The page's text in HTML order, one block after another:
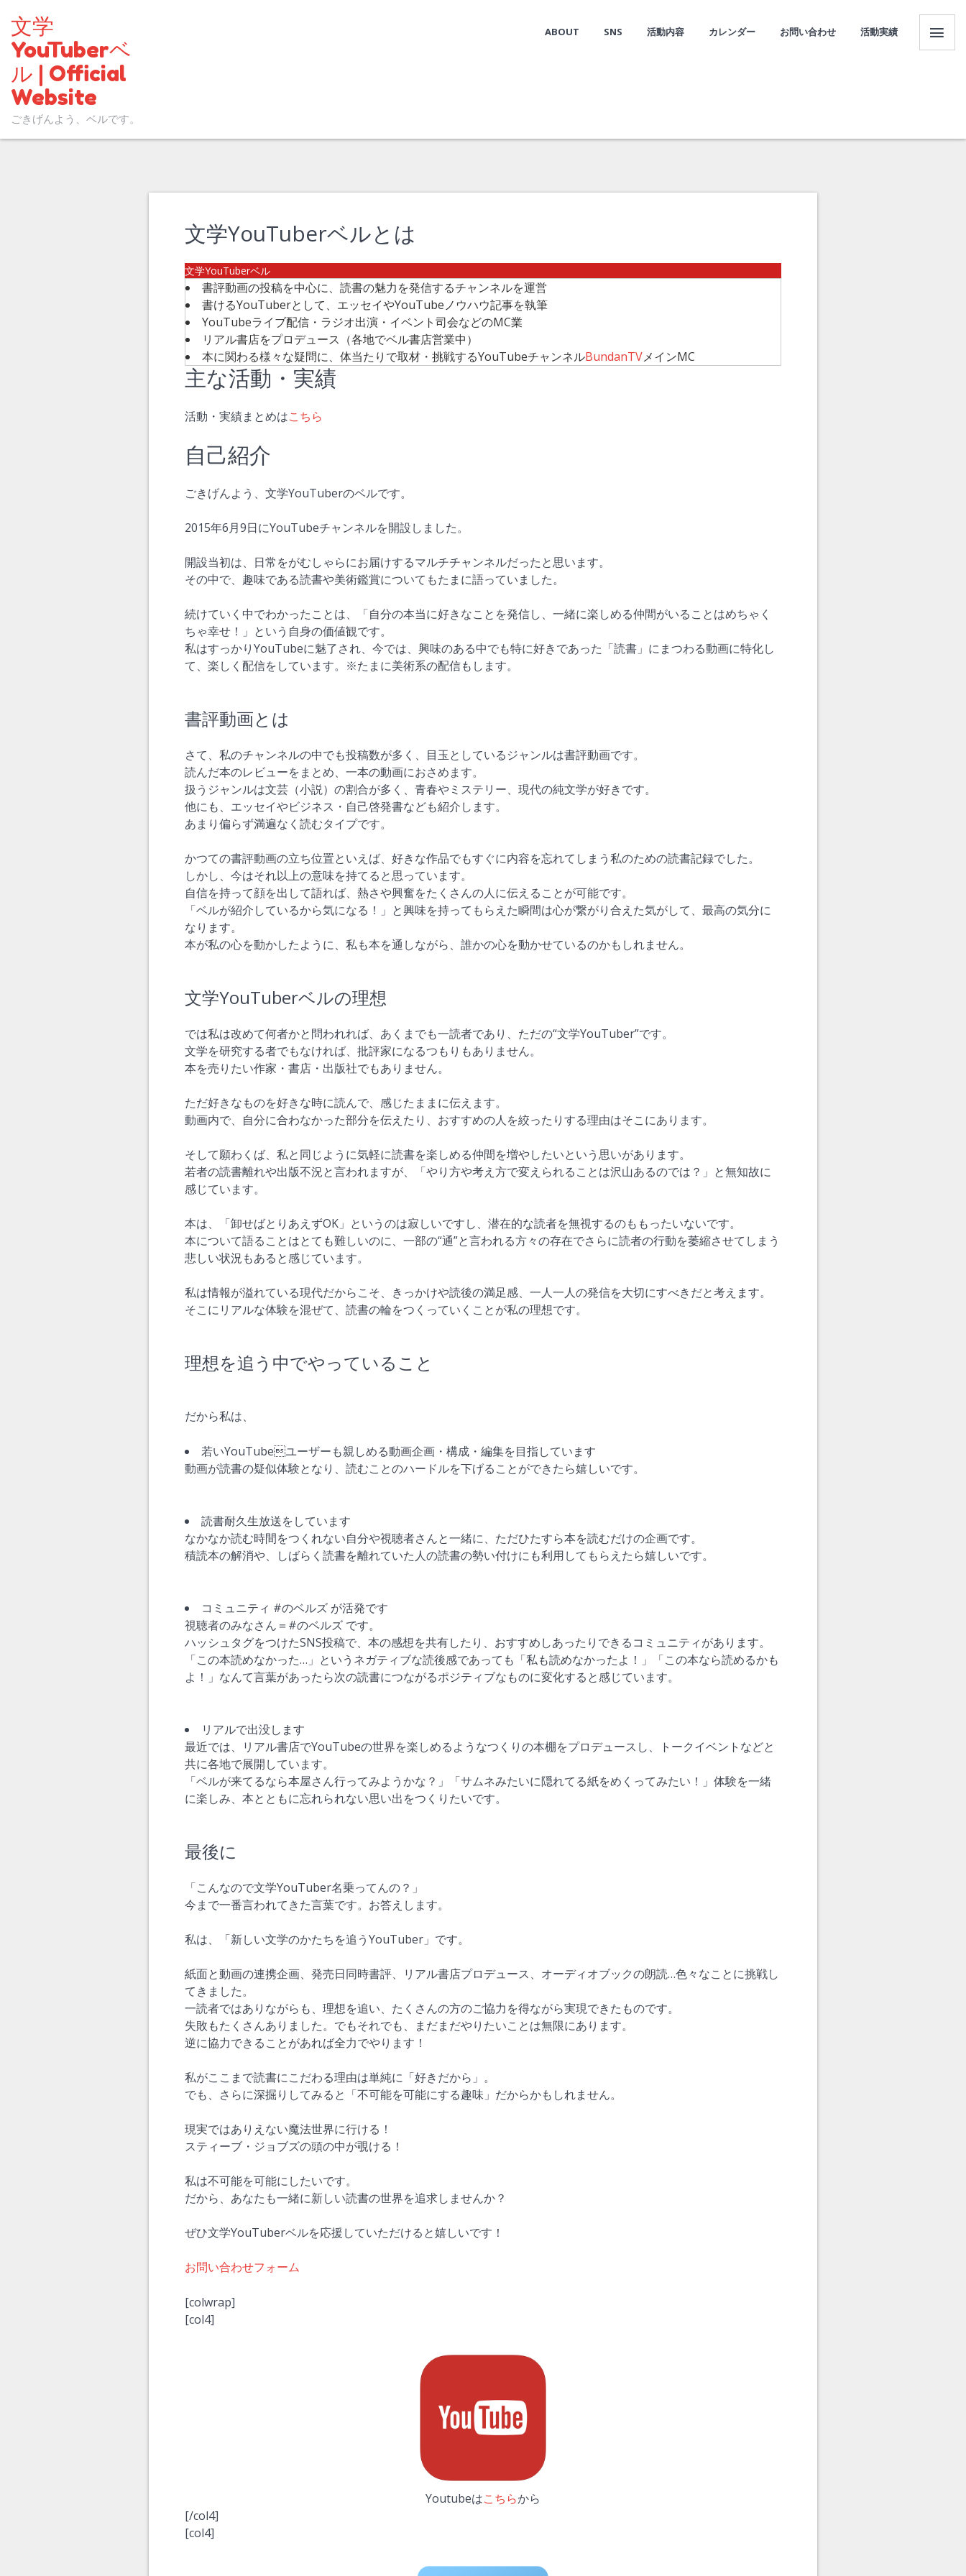
文学
YouTuberベ
ル | Official
Website
ごきげんよう、ベルです。
ABOUT SNS 活動内容 カレンダー お問い合わせ 活動実績
文学YouTuberベルとは
文学YouTuberベル
書評動画の投稿を中心に、読書の魅力を発信するチャンネルを運営
書けるYouTuberとして、エッセイやYouTubeノウハウ記事を執筆
YouTubeライブ配信・ラジオ出演・イベント司会などのMC業
リアル書店をプロデュース（各地でベル書店営業中）
本に関わる様々な疑問に、体当たりで取材・挑戦するYouTubeチャンネルBundanTVメインMC
主な活動・実績
活動・実績まとめはこちら
自己紹介
ごきげんよう、文学YouTuberのベルです。
2015年6月9日にYouTubeチャンネルを開設しました。
開設当初は、日常をがむしゃらにお届けするマルチチャンネルだったと思います。
その中で、趣味である読書や美術鑑賞についてもたまに語っていました。
続けていく中でわかったことは、「自分の本当に好きなことを発信し、一緒に楽しめる仲間がいることはめちゃく
ちゃ幸せ！」という自身の価値観です。
私はすっかりYouTubeに魅了され、今では、興味のある中でも特に好きであった「読書」にまつわる動画に特化し
て、楽しく配信をしています。※たまに美術系の配信もします。
書評動画とは
さて、私のチャンネルの中でも投稿数が多く、目玉としているジャンルは書評動画です。
読んだ本のレビューをまとめ、一本の動画におさめます。
扱うジャンルは文芸（小説）の割合が多く、青春やミステリー、現代の純文学が好きです。
他にも、エッセイやビジネス・自己啓発書なども紹介します。
あまり偏らず満遍なく読むタイプです。
かつての書評動画の立ち位置といえば、好きな作品でもすぐに内容を忘れてしまう私のための読書記録でした。
しかし、今はそれ以上の意味を持てると思っています。
自信を持って顔を出して語れば、熱さや興奮をたくさんの人に伝えることが可能です。
「ベルが紹介しているから気になる！」と興味を持ってもらえた瞬間は心が繋がり合えた気がして、最高の気分に
なります。
本が私の心を動かしたように、私も本を通しながら、誰かの心を動かせているのかもしれません。
文学YouTuberベルの理想
では私は改めて何者かと問われれば、あくまでも一読者であり、ただの“文学YouTuber”です。
文学を研究する者でもなければ、批評家になるつもりもありません。
本を売りたい作家・書店・出版社でもありません。
ただ好きなものを好きな時に読んで、感じたままに伝えます。
動画内で、自分に合わなかった部分を伝えたり、おすすめの人を絞ったりする理由はそこにあります。
そして願わくば、私と同じように気軽に読書を楽しめる仲間を増やしたいという思いがあります。
若者の読書離れや出版不況と言われますが、「やり方や考え方で変えられることは沢山あるのでは？」と無知故に
感じています。
本は、「卸せばとりあえずOK」というのは寂しいですし、潜在的な読者を無視するのももったいないです。
本について語ることはとても難しいのに、一部の“通”と言われる方々の存在でさらに読者の行動を萎縮させてしまう
悲しい状況もあると感じています。
私は情報が溢れている現代だからこそ、きっかけや読後の満足感、一人一人の発信を大切にすべきだと考えます。
そこにリアルな体験を混ぜて、読書の輪をつくっていくことが私の理想です。
理想を追う中でやっていること
だから私は、
若いYouTubeユーザーも親しめる動画企画・構成・編集を目指しています
動画が読書の疑似体験となり、読むことのハードルを下げることができたら嬉しいです。
読書耐久生放送をしています
なかなか読む時間をつくれない自分や視聴者さんと一緒に、ただひたすら本を読むだけの企画です。
積読本の解消や、しばらく読書を離れていた人の読書の勢い付けにも利用してもらえたら嬉しいです。
コミュニティ #のベルズ が活発です
視聴者のみなさん＝#のベルズ です。
ハッシュタグをつけたSNS投稿で、本の感想を共有したり、おすすめしあったりできるコミュニティがあります。
「この本読めなかった…」というネガティブな読後感であっても「私も読めなかったよ！」「この本なら読めるかも
よ！」なんて言葉があったら次の読書につながるポジティブなものに変化すると感じています。
リアルで出没します
最近では、リアル書店でYouTubeの世界を楽しめるようなつくりの本棚をプロデュースし、トークイベントなどと
共に各地で展開しています。
「ベルが来てるなら本屋さん行ってみようかな？」「サムネみたいに隠れてる紙をめくってみたい！」体験を一緒
に楽しみ、本とともに忘れられない思い出をつくりたいです。
最後に
「こんなので文学YouTuber名乗ってんの？」
今まで一番言われてきた言葉です。お答えします。
私は、「新しい文学のかたちを追うYouTuber」です。
紙面と動画の連携企画、発売日同時書評、リアル書店プロデュース、オーディオブックの朗読…色々なことに挑戦し
てきました。
一読者ではありながらも、理想を追い、たくさんの方のご協力を得ながら実現できたものです。
失敗もたくさんありました。でもそれでも、まだまだやりたいことは無限にあります。
逆に協力できることがあれば全力でやります！
私がここまで読書にこだわる理由は単純に「好きだから」。
でも、さらに深掘りしてみると「不可能を可能にする趣味」だからかもしれません。
現実ではありえない魔法世界に行ける！
スティーブ・ジョブズの頭の中が覗ける！
私は不可能を可能にしたいです。
だから、あなたも一緒に新しい読書の世界を追求しませんか？
ぜひ文学YouTuberベルを応援していただけると嬉しいです！
お問い合わせフォーム
[colwrap]
[col4]
Youtubeはこちらから
[/col4]
[col4]